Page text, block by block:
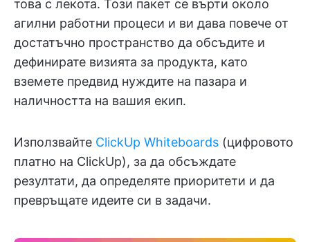
това с лекота. Този пакет се върти около
агилни работни процеси и ви дава повече от
достатъчно пространство да обсъдите и
дефинирате визията за продукта, като
вземете предвид нуждите на пазара и
наличността на вашия екип.
Използвайте ClickUp Whiteboards (цифровото
платно на ClickUp), за да обсъждате
резултати, да определяте приоритети и да
превръщате идеите си в задачи.